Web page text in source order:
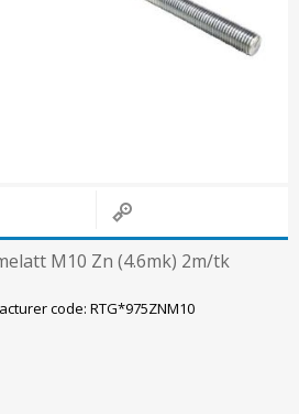
IP65, IP67
Tulekindlad
M10 Zn (4.6mk) 2m/tk
code: RTG*975ZNM10